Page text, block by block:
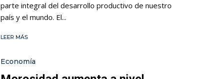
parte integral del desarrollo productivo de nuestro
país y el mundo. El...
LEER MÁS
Economía